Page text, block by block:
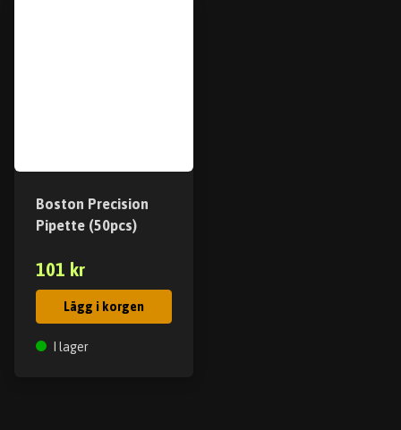
Boston Precision
Pipette (50pcs)
101 kr
Lägg i korgen
I lager